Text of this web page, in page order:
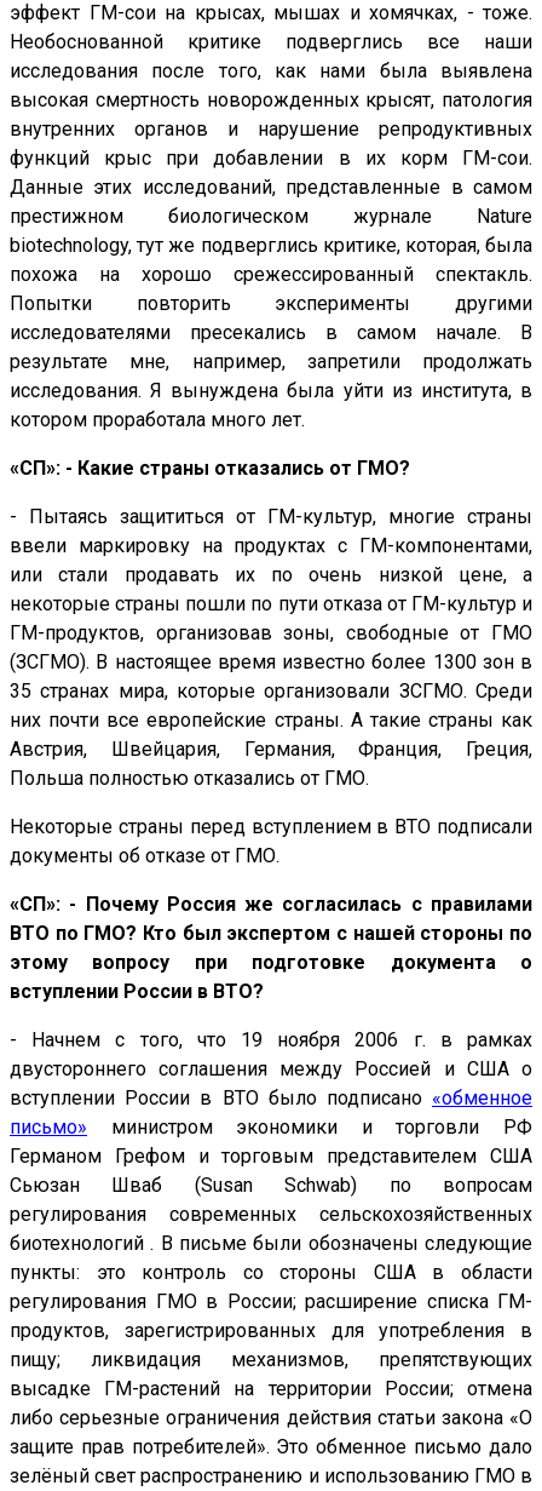
эффект ГМ-сои на крысах, мышах и хомячках, - тоже.
Необоснованной критике подверглись все наши
исследования после того, как нами была выявлена
высокая смертность новорожденных крысят, патология
внутренних органов и нарушение репродуктивных
функций крыс при добавлении в их корм ГМ-сои.
Данные этих исследований, представленные в самом
престижном биологическом журнале Nature
biotechnology, тут же подверглись критике, которая, была
похожа на хорошо срежессированный спектакль.
Попытки повторить эксперименты другими
исследователями пресекались в самом начале. В
результате мне, например, запретили продолжать
исследования. Я вынуждена была уйти из института, в
котором проработала много лет.
«СП»: - Какие страны отказались от ГМО?
- Пытаясь защититься от ГМ-культур, многие страны
ввели маркировку на продуктах с ГМ-компонентами,
или стали продавать их по очень низкой цене, а
некоторые страны пошли по пути отказа от ГМ-культур и
ГМ-продуктов, организовав зоны, свободные от ГМО
(ЗСГМО). В настоящее время известно более 1300 зон в
35 странах мира, которые организовали ЗСГМО. Среди
них почти все европейские страны. А такие страны как
Австрия, Швейцария, Германия, Франция, Греция,
Польша полностью отказались от ГМО.
Некоторые страны перед вступлением в ВТО подписали
документы об отказе от ГМО.
«СП»: - Почему Россия же согласилась с правилами
ВТО по ГМО? Кто был экспертом с нашей стороны по
этому вопросу при подготовке документа о
вступлении России в ВТО?
- Начнем с того, что 19 ноября 2006 г. в рамках
двустороннего соглашения между Россией и США о
вступлении России в ВТО было подписано «обменное
письмо» министром экономики и торговли РФ
Германом Грефом и торговым представителем США
Сьюзан Шваб (Susan Schwab) по вопросам
регулирования современных сельскохозяйственных
биотехнологий . В письме были обозначены следующие
пункты: это контроль со стороны США в области
регулирования ГМО в России; расширение списка ГМ-
продуктов, зарегистрированных для употребления в
пищу; ликвидация механизмов, препятствующих
высадке ГМ-растений на территории России; отмена
либо серьезные ограничения действия статьи закона «О
защите прав потребителей». Это обменное письмо дало
зелёный свет распространению и использованию ГМО в